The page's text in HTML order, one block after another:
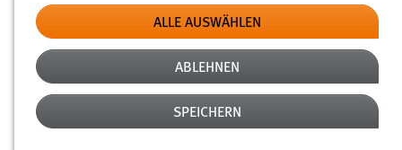
31.10.2011
Mit der Fakultät für
Wirtschaftswissenschaften der
Westböhmischen Universität Pilsen, einer
ALLE AUSWÄHLEN
ABLEHNEN
SPEICHERN